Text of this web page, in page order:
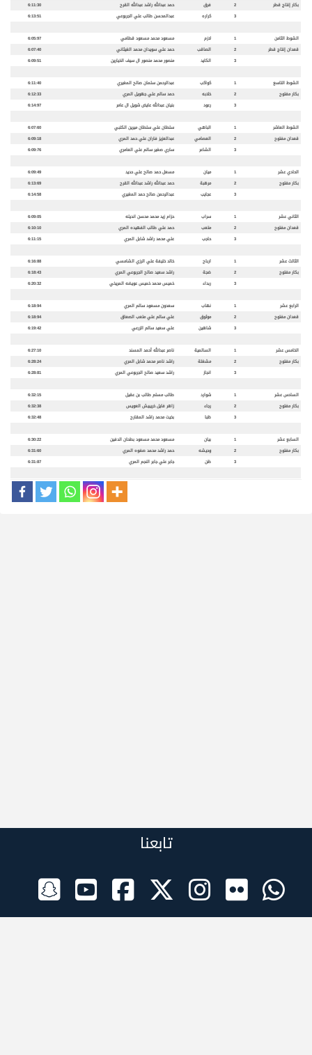
بكار إنتاج قطر
2 فرق حمد عبدالله راشد عبدالله القرح
6:11:30
3
كراره عبدالمحسن طالب علي الجربوعي 6:13:51
الشوط الثامن 1 لازم مسعود محمد مسعود قطامي
6:05:97
قعدان إنتاج قطر
2 الصاقب حمد علي سويدان محمد الغيثاني
6:07:40
3
الكايد منصور محمد منصور ال سيف الخيارين 6:09:51
الشوط التاسع 1 كواكب عبدالرحمن سلمان صالح المغيري
6:11:40
بكار مفتوح
2 خلابه حمد سالم علي جهويل المري
6:12:33
3
رعود بنيان عبدالله عايض شويل ال عامر 6:14:97
الشوط العاشر 1 الباهي سلطان علي سلطان ميرين الكتبي
6:07:60
قعدان مفتوح
2 العصامي عبدالعزيز فاران علي حمد المري
6:09:18
3
الشاعر ساري صغير سالم علي العامري 6:09:76
الحادي عشر 1 ميان مسعل حمد صالح علي حديد
6:09:49
بكار مفتوح
2 مرهبة حمد عبدالله راشد عبدالله القرح
6:13:69
3
عجايب عبدالرحمن صالح حمد المغيري 6:14:58
الثاني عشر 1 سراب حزام زيد محمد محسن انديله
6:09:05
قعدان مفتوح
2 متعب حمد علي طالب الفهيده المري
6:10:10
3
حاجب علي محمد راشد شابل المري 6:11:15
الثالث عشر 1 ارباح خالد خليفة علي الرزي الشامسي
6:16:88
بكار مفتوح
2 ضجة راشد سعيد صالح الجربوعي المري
6:18:43
3
ربداء خميس محمد خميس عويضه المريخي 6:20:32
الرابع عشر 1 نهاب سعدون مسعود سالم المري
6:18:94
قعدان مفتوح
2 موثوق علي سالم علي متعب الصعاق
6:18:94
3
شاهين علي سعيد سالم الزرعي 6:19:42
الخامس عشر 1 السالمية ناصر عبدالله أحمد المسند
6:27:10
بكار مفتوح
2 مشغلة راشد ناصر محمد شابل المري
6:28:24
3
انجاز راشد سعيد صالح الجربوعي المري 6:28:81
السادس عشر 1 شوارد طالب مسلم طالب بن عقيل
6:32:15
بكار مفتوح
2 رجاء زاهر فايل خريبيش العويس
6:32:38
3
ظبا بخيت محمد راشد المقارح 6:32:48
السابع عشر 1 بيان مسعود محمد مسعود بطحان الدفين
6:30:22
بكار مفتوح
2 وحيشه حمد راشد محمد صفوه المري
6:31:60
3
ظن جابر علي جابر النجم المري 6:31:87
تابعنا